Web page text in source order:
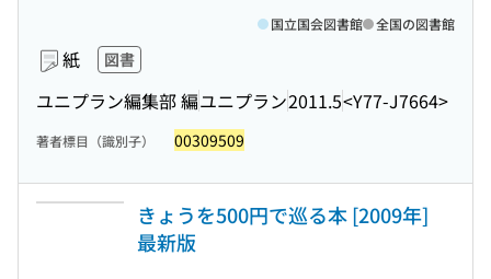
紙 図書
ユニプラン編集部 編ユニプラン2011.5<Y77-J7664>
国立国会図書館 全国の図書館
著者標目（識別子） 00309509
きょうを500円で巡る本 [2009年]
最新版